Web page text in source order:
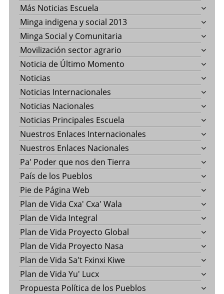
Más Noticias Escuela
Minga indigena y social 2013
Minga Social y Comunitaria
Movilización sector agrario
Noticia de Último Momento
Noticias
Noticias Internacionales
Noticias Nacionales
Noticias Principales Escuela
Nuestros Enlaces Internacionales
Nuestros Enlaces Nacionales
Pa' Poder que nos den Tierra
País de los Pueblos
Pie de Página Web
Plan de Vida Cxa' Cxa' Wala
Plan de Vida Integral
Plan de Vida Proyecto Global
Plan de Vida Proyecto Nasa
Plan de Vida Sa't Fxinxi Kiwe
Plan de Vida Yu' Lucx
Propuesta Política de los Pueblos